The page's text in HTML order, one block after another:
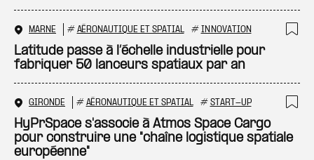
MARNE # AÉRONAUTIQUE ET SPATIAL # INNOVATION
Latitude passe à l’échelle industrielle pour
fabriquer 50 lanceurs spatiaux par an
GIRONDE # AÉRONAUTIQUE ET SPATIAL # START-UP
HyPrSpace s'associe à Atmos Space Cargo
pour construire une "chaîne logistique spatiale
européenne"